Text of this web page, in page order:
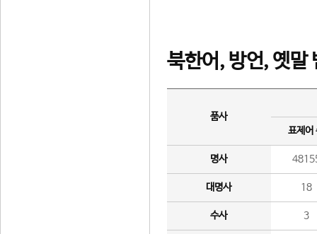
북한어, 방언, 옛말
품사
표제어
명사
대명사 18
수사 3